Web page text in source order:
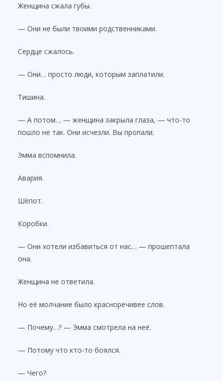
Женщина сжала губы.
— Они не были твоими родственниками.
Сердце сжалось.
— Они… просто люди, которым заплатили.
Тишина.
— А потом… — женщина закрыла глаза, — что-то
пошло не так. Они исчезли. Вы пропали.
Эмма вспомнила.
Авария.
Шёпот.
Коробки.
— Они хотели избавиться от нас… — прошептала
она.
Женщина не ответила.
Но её молчание было красноречивее слов.
— Почему…? — Эмма смотрела на неё.
— Потому что кто-то боялся.
— Чего?